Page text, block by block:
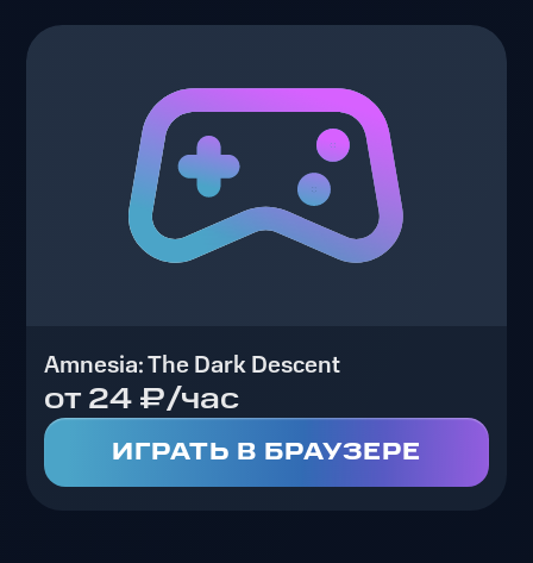
Amnesia: The Dark Descent
от 24 ₽/час
ИГРАТЬ В БРАУЗЕРЕ